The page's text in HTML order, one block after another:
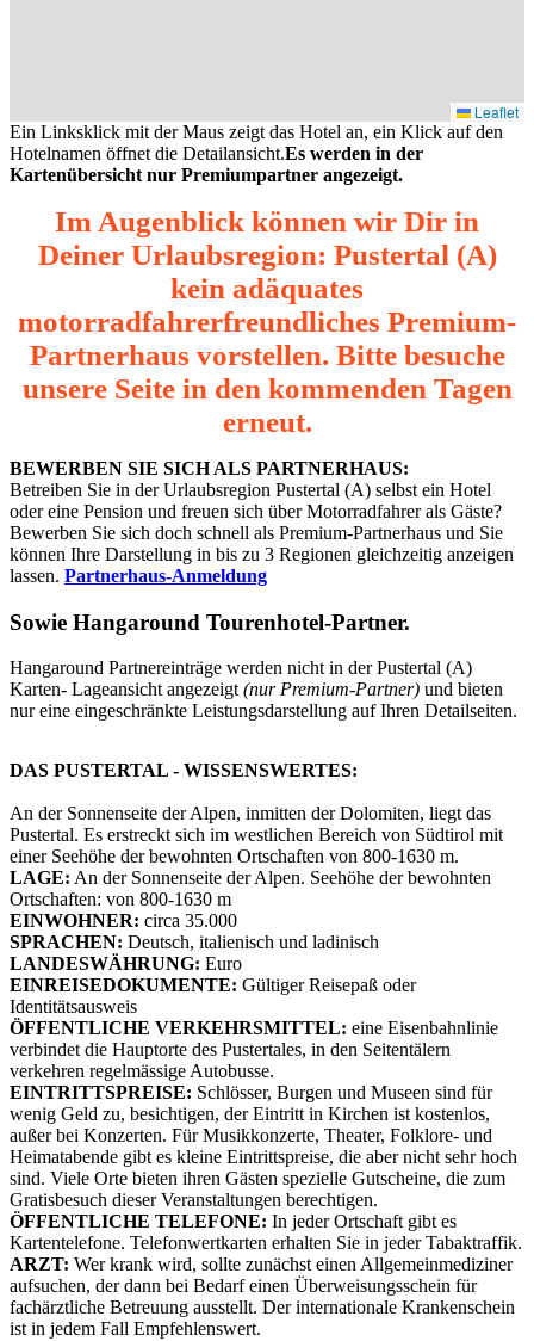
Leaflet
Ein Linksklick mit der Maus zeigt das Hotel an, ein Klick auf den
Hotelnamen öffnet die Detailansicht.Es werden in der
Kartenübersicht nur Premiumpartner angezeigt.
Im Augenblick können wir Dir in
Deiner Urlaubsregion: Pustertal (A)
kein adäquates
motorradfahrerfreundliches Premium-
Partnerhaus vorstellen. Bitte besuche
unsere Seite in den kommenden Tagen
erneut.
BEWERBEN SIE SICH ALS PARTNERHAUS:
Betreiben Sie in der Urlaubsregion Pustertal (A) selbst ein Hotel
oder eine Pension und freuen sich über Motorradfahrer als Gäste?
Bewerben Sie sich doch schnell als Premium-Partnerhaus und Sie
können Ihre Darstellung in bis zu 3 Regionen gleichzeitig anzeigen
lassen. Partnerhaus-Anmeldung
Sowie Hangaround Tourenhotel-Partner.
Hangaround Partnereinträge werden nicht in der Pustertal (A)
Karten- Lageansicht angezeigt (nur Premium-Partner) und bieten
nur eine eingeschränkte Leistungsdarstellung auf Ihren Detailseiten.
DAS PUSTERTAL - WISSENSWERTES:
An der Sonnenseite der Alpen, inmitten der Dolomiten, liegt das
Pustertal. Es erstreckt sich im westlichen Bereich von Südtirol mit
einer Seehöhe der bewohnten Ortschaften von 800-1630 m.
LAGE: An der Sonnenseite der Alpen. Seehöhe der bewohnten
Ortschaften: von 800-1630 m
EINWOHNER: circa 35.000
SPRACHEN: Deutsch, italienisch und ladinisch
LANDESWÄHRUNG: Euro
EINREISEDOKUMENTE: Gültiger Reisepaß oder
Identitätsausweis
ÖFFENTLICHE VERKEHRSMITTEL: eine Eisenbahnlinie
verbindet die Hauptorte des Pustertales, in den Seitentälern
verkehren regelmässige Autobusse.
EINTRITTSPREISE: Schlösser, Burgen und Museen sind für
wenig Geld zu, besichtigen, der Eintritt in Kirchen ist kostenlos,
außer bei Konzerten. Für Musikkonzerte, Theater, Folklore- und
Heimatabende gibt es kleine Eintrittspreise, die aber nicht sehr hoch
sind. Viele Orte bieten ihren Gästen spezielle Gutscheine, die zum
Gratisbesuch dieser Veranstaltungen berechtigen.
ÖFFENTLICHE TELEFONE: In jeder Ortschaft gibt es
Kartentelefone. Telefonwertkarten erhalten Sie in jeder Tabaktraffik.
ARZT: Wer krank wird, sollte zunächst einen Allgemeinmediziner
aufsuchen, der dann bei Bedarf einen Überweisungsschein für
fachärztliche Betreuung ausstellt. Der internationale Krankenschein
ist in jedem Fall Empfehlenswert.